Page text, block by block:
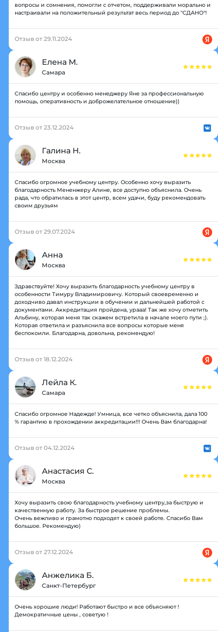
вопросы и сомнения, помогли с отчетом, поддерживали морально и
настраивали на положительный результат весь период до "СДАНО"!
Отзыв от 29.11.2024
Елена М.
Самара
Спасибо центру и особенно менеджеру Яне за профессиональную
помощь, оперативность и доброжелательное отношение))
Отзыв от 23.12.2024
Галина Н.
Москва
Спасибо огромное учебному центру. Особенно хочу выразить
благодарность Мененжеру Алине, все доступно объяснила. Очень
рада, что обратилась в этот центр, всем удачи, буду рекомендовать
своим друзьям
Отзыв от 29.07.2024
Анна
Москва
Здравствуйте! Хочу выразить благодарность учебному центру в
особенности Тимуру Владимировичу. Который своевременно и
доходчиво давал инструкции в обучении и дальнейшей работой с
документами. Аккредитация пройдена, урааа! Так же хочу отметить
Альбину, которая меня так скажем встретила в начале моего пути ;).
Которая ответила и разъяснила все вопросы которые меня
беспокоили. Благодарна, довольна, рекомендую!
Отзыв от 18.12.2024
Лейла К.
Самара
Спасибо огромное Надежде! Умница, все четко объяснила, дала 100
% гарантию в прохождении аккредитации!!! Очень Вам благодарна!
Отзыв от 04.12.2024
Анастасия С.
Москва
Хочу выразить свою благодарность учебному центру,за быструю и
качественную работу. За быстрое решение проблемы.
Очень вежливо и грамотно подходят к своей работе. Спасибо Вам
большое. Рекомендую)
Отзыв от 27.12.2024
Анжелика Б.
Санкт-Петербург
Очень хорошие люди! Работают быстро и все объясняют !
Демократичные цены , советую !